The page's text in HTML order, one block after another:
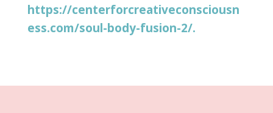
https://centerforcreativeconsciousn
ess.com/soul-body-fusion-2/.